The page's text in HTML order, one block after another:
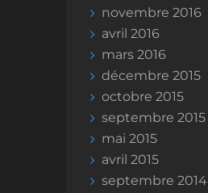
novembre 2016
avril 2016
mars 2016
décembre 2015
octobre 2015
septembre 2015
mai 2015
avril 2015
septembre 2014